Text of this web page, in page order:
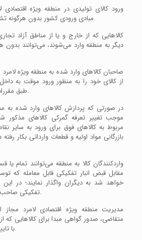
مبادی ورودی کشور بدون هرگونه تشریفات گمرکی خواهد بود.
دیگر به منطقه وارد می‌شوند، می‌توانند بدون
از کالای خود را به منظور ورود موقت به
طبق مقررات مربوطه ترخیص نمایند.
موجب تغییر تعرفه گمرکی کالاهای مذکور
مربوط به کالاهای فوق برای ورود به سایر
بازرگانی مواد اولیه و قطعات وارداتی بکار
مقابل قبض انبار تفکیکی قابل معامله که
خواهد شد به دیگران واگذار نمایند؛ در
تفکیکی صاحب کالا محسوب خواهد شد.
متقاضی، صدور گواهی مبدا برای کالاهایی که
با تایید گمرک ایران اقدام نماید.